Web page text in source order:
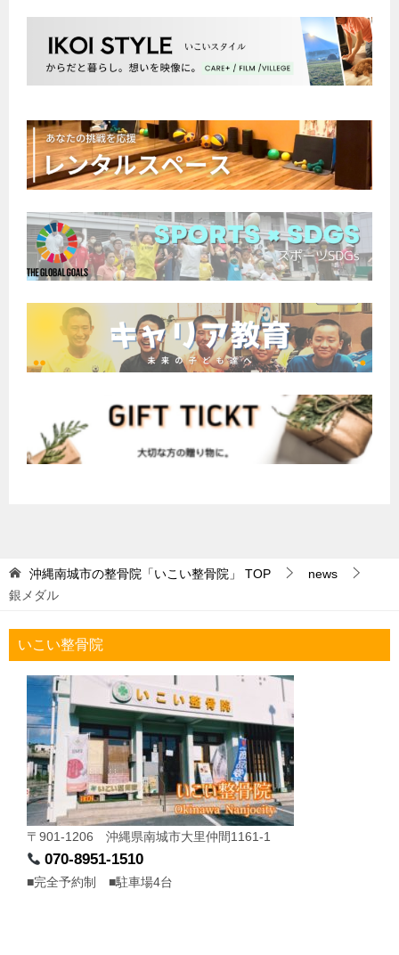
沖縄南城市の整骨院「いこい整骨院」 TOP
news
銀メダル
いこい整骨院
〒901-1206 沖縄県南城市大里仲間1161-1
070-8951-1510
■完全予約制 ■駐車場4台